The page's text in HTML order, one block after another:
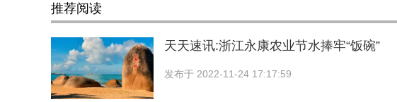
推荐阅读
天天速讯:浙江永康农业节水捧牢“饭碗”
发布于 2022-11-24 17:17:59